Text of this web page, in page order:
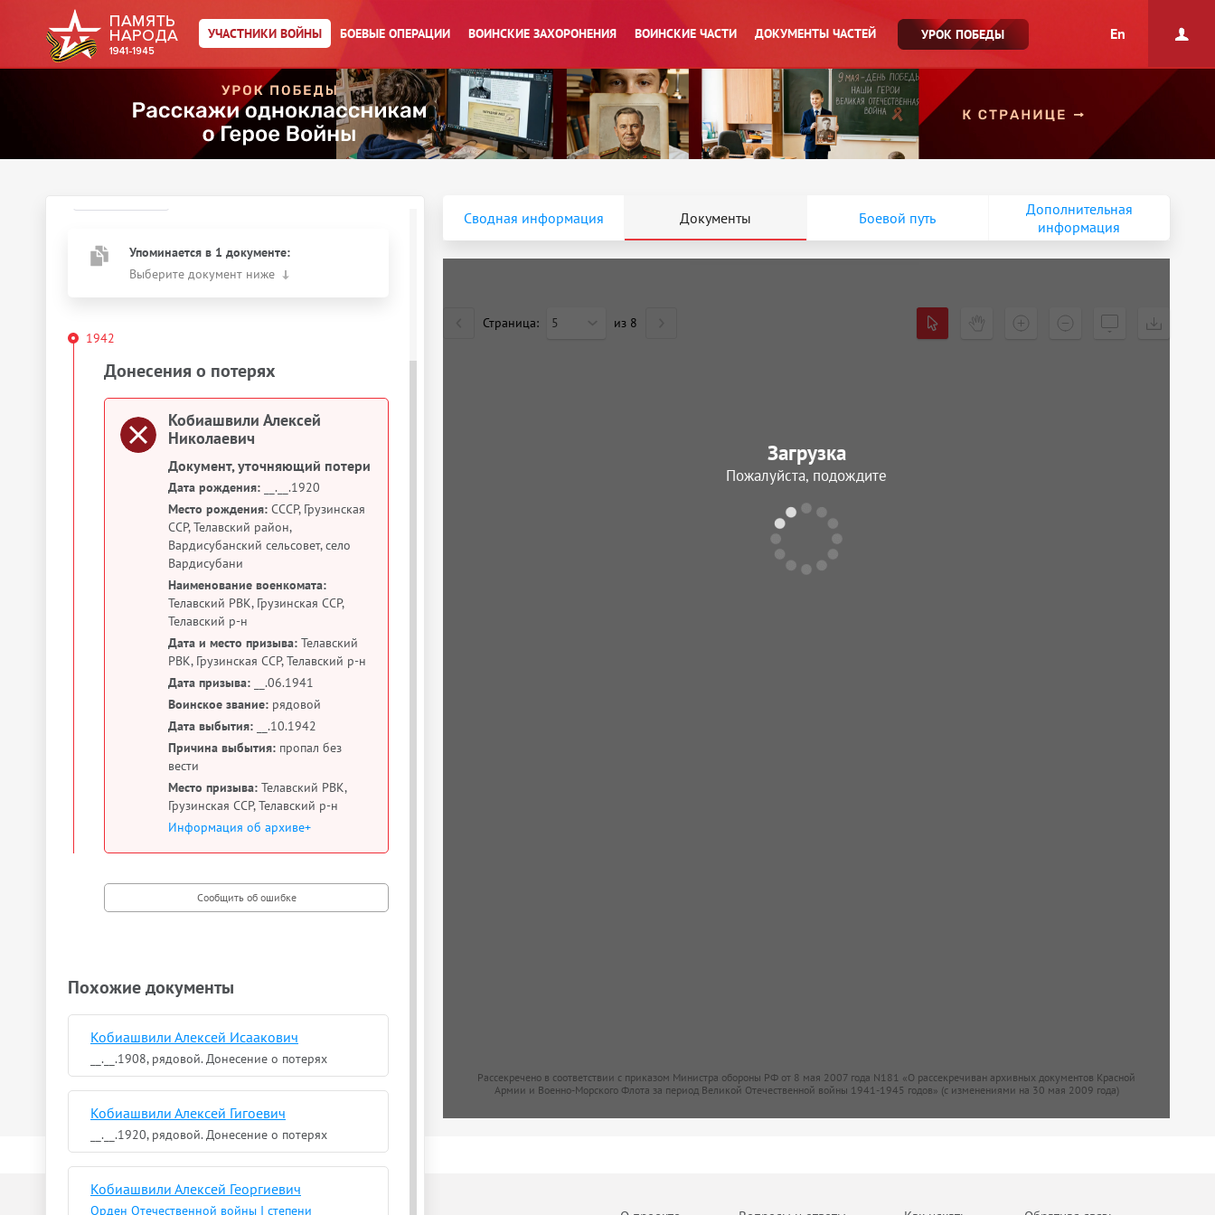
УЧАСТНИКИ ВОЙНЫ БОЕВЫЕ ОПЕРАЦИИ ВОИНСКИЕ ЗАХОРОНЕНИЯ ВОИНСКИЕ ЧАСТИ ДОКУМЕНТЫ ЧАСТЕЙ УРОК ПОБЕДЫ En
Главная страница/ Участники войны/
←К результатам поиска
Кобиашвили Алексей
Николаевич
__.__.1920
Упоминается в 1 документе:
Выберите документ ниже
1942
Донесения о потерях
Кобиашвили Алексей
Николаевич
Документ, уточняющий потери
Дата рождения: __.__.1920
Место рождения: СССР, Грузинская
ССР, Телавский район,
Вардисубанский сельсовет, село
Вардисубани
Наименование военкомата:
Телавский РВК, Грузинская ССР,
Телавский р-н
Дата и место призыва: Телавский
РВК, Грузинская ССР, Телавский р-н
Дата призыва: __.06.1941
Воинское звание: рядовой
Дата выбытия: __.10.1942
Причина выбытия: пропал без
вести
Место призыва: Телавский РВК,
Грузинская ССР, Телавский р-н
Информация об архиве+
Похожие документы
Кобиашвили Алексей Исаакович
__.__.1908, рядовой. Донесение о потерях
Кобиашвили Алексей Гигоевич
__.__.1920, рядовой. Донесение о потерях
Кобиашвили Алексей Георгиевич
Орден Отечественной войны I степени
Сводная информация Документы Боевой путь
Дополнительная
информация
Страница: 5 из 8
Рассекречено в соответствии с приказом Министра обороны РФ от 8 мая 2007 года N181 «О рассекречиван архивных документов Красной
Армии и Военно-Морского Флота за период Великой Отечественной войны 1941-1945 годов» (с изменениями на 30 мая 2009 года)
Загрузка
Пожалуйста, подождите